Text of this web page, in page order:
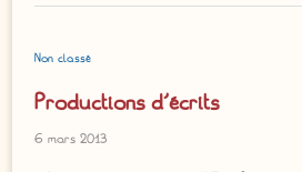
Non classé
Productions d’écrits
6 mars 2013